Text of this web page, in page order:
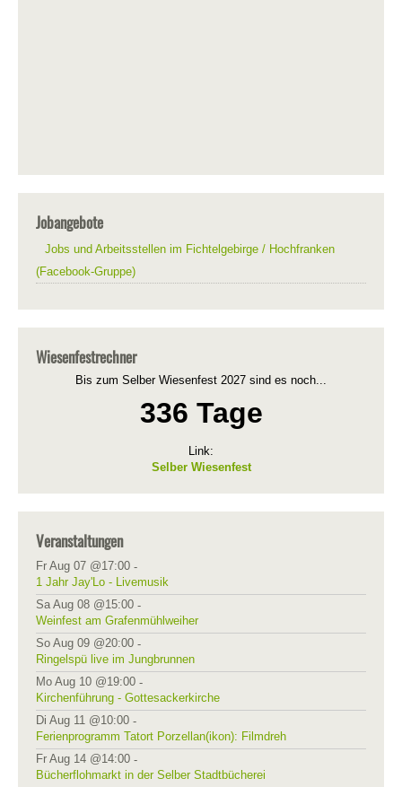
Jobangebote
Jobs und Arbeitsstellen im Fichtelgebirge / Hochfranken
(Facebook-Gruppe)
Wiesenfestrechner
Bis zum Selber Wiesenfest 2027 sind es noch...
336 Tage
Link:
Selber Wiesenfest
Veranstaltungen
Fr Aug 07 @17:00 -
1 Jahr Jay'Lo - Livemusik
Sa Aug 08 @15:00 -
Weinfest am Grafenmühlweiher
So Aug 09 @20:00 -
Ringelspü live im Jungbrunnen
Mo Aug 10 @19:00 -
Kirchenführung - Gottesackerkirche
Di Aug 11 @10:00 -
Ferienprogramm Tatort Porzellan(ikon): Filmdreh
Fr Aug 14 @14:00 -
Bücherflohmarkt in der Selber Stadtbücherei